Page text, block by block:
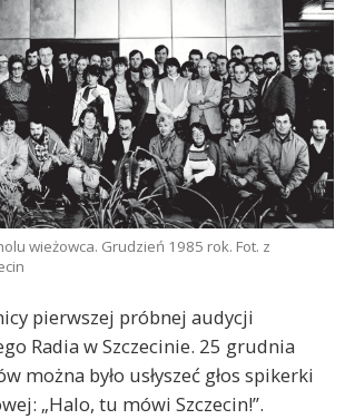
wieżowca. Grudzień 1985 rok. Fot. z
pierwszej próbnej audycji
Radia w Szczecinie. 25 grudnia
można było usłyszeć głos spikerki
„Halo, tu mówi Szczecin!”.